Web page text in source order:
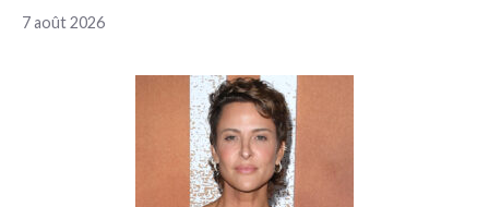
7 août 2026